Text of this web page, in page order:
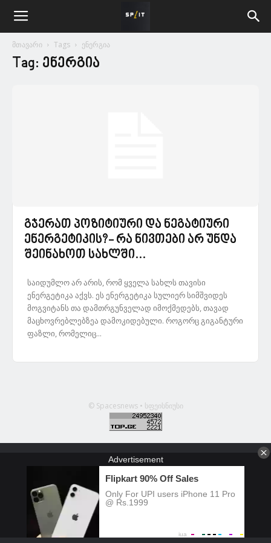
მთავარი Tags ენერგია
Tag: ენერგია
გჯერათ პოზიტიური და ნეგატიური
ენერგეტიკის?- რა ნივთები არ უნდა
შეინახოთ სახლში...
საიდუმლო არ არის, რომ ყველა სახლს თავისი
ენერგეტიკა აქვს. ეს ენერგეტიკა სულიერ სიმშვიდეს
მოგვიტანს თა დამთრგუნველად იმოქმედებს, თავად
მაცხოვრებლებზეა დამოკიდებული. როგორც გიგანტური
ფაზლი, რომელიც...
© Spacesnews • სფეისნიუსი